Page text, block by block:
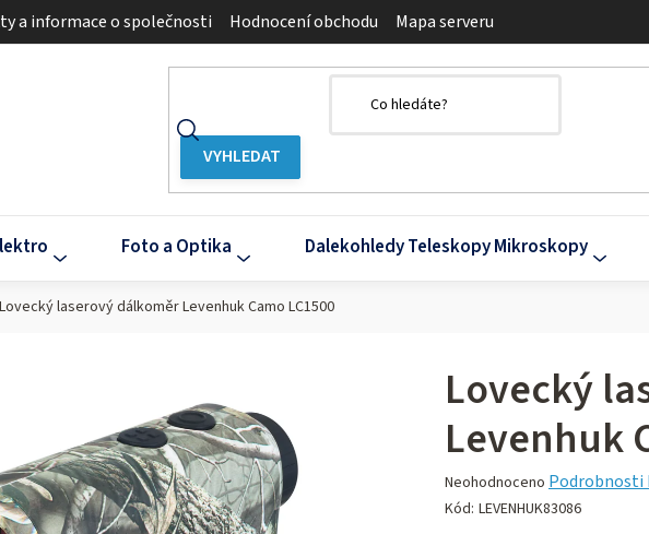
a informace o společnosti Hodnocení obchodu Mapa serveru
Foto a Optika Dalekohledy Teleskopy Mikroskopy
Lovecký laserový dálkoměr Levenhuk Camo LC1500
Lovecký
Levenhuk
Průměrné
hodnocení
Neohodnoceno Podrobnosti
Kód: LEVENHUK83086